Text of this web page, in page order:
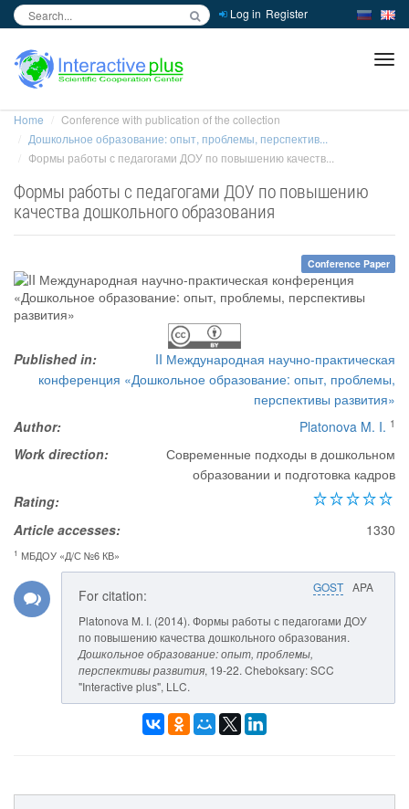
Log in Register
Home
Conference with publication of the collection
Дошкольное образование: опыт, проблемы, перспектив...
Формы работы с педагогами ДОУ по повышению качеств...
Формы работы с педагогами ДОУ по повышению
качества дошкольного образования
Conference Paper
Published in:
II Международная научно-практическая
конференция «Дошкольное образование: опыт, проблемы,
перспективы развития»
Author:
Platonova M. I. 1
Work direction:
Современные подходы в дошкольном
образовании и подготовка кадров
Rating:
Article accesses:
1330
1 МБДОУ «Д/С №6 КВ»
GOST APA
For citation:
Platonova M. I. (2014). Формы работы с педагогами ДОУ
по повышению качества дошкольного образования.
Дошкольное образование: опыт, проблемы,
перспективы развития, 19-22. Cheboksary: SCC
"Interactive plus", LLC.